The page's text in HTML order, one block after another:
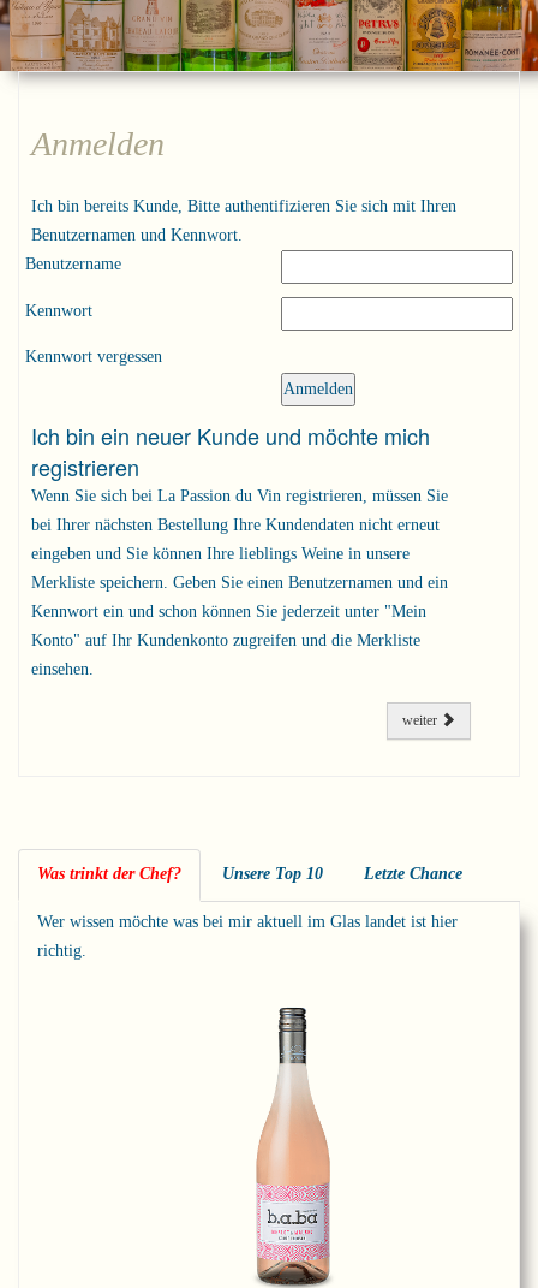
Anmelden
Ich bin bereits Kunde, Bitte authentifizieren Sie sich mit Ihren
Benutzernamen und Kennwort.
Benutzername
Kennwort
Kennwort vergessen
Ich bin ein neuer Kunde und möchte mich
registrieren
Wenn Sie sich bei La Passion du Vin registrieren, müssen Sie
bei Ihrer nächsten Bestellung Ihre Kundendaten nicht erneut
eingeben und Sie können Ihre lieblings Weine in unsere
Merkliste speichern. Geben Sie einen Benutzernamen und ein
Kennwort ein und schon können Sie jederzeit unter "Mein
Konto" auf Ihr Kundenkonto zugreifen und die Merkliste
einsehen.
weiter
Was trinkt der Chef? Unsere Top 10 Letzte Chance
Wer wissen möchte was bei mir aktuell im Glas landet ist hier
richtig.